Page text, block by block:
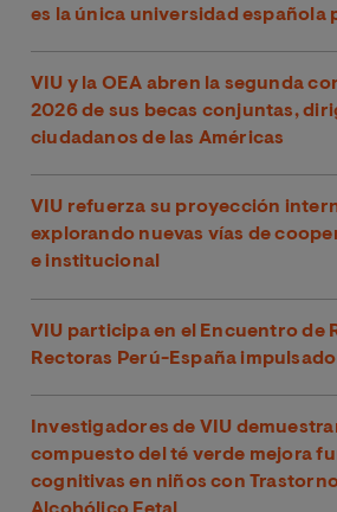
es la única universidad española
VIU y la OEA abren la segunda
2026 de sus becas conjuntas,
ciudadanos de las Américas
VIU refuerza su proyección
explorando nuevas vías de
e institucional
VIU participa en el Encuentro de
Rectoras Perú-España impulsado
Investigadores de VIU
compuesto del té verde mejora
cognitivas en niños con